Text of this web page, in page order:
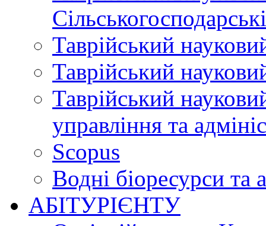
Таврійський
Таврійський
Таврійський
управління та
Scopus
Водні біоресурси та
АБІТУРІЄНТУ